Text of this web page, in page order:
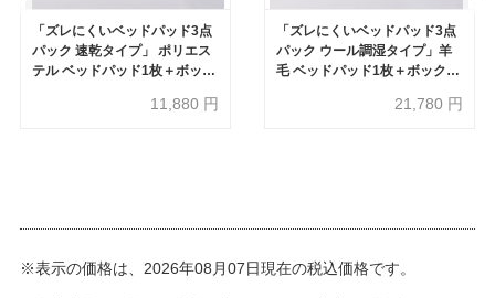
「ズレにくいベッドパッド3点
パック 速乾タイプ」 ポリエス
テル ベッドパッド1枚＋ボック
11,880 円
「ズレにくいベッドパッド3点
パック ウール調湿タイプ」羊
毛 ベッドパッド1枚＋ボックス
21,780 円
※表示の価格は、2026年08月07日現在の税込価格です。